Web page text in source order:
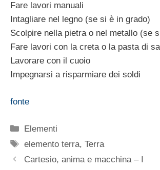
Fare lavori manuali
Intagliare nel legno (se si è in grado)
Scolpire nella pietra o nel metallo (se
Fare lavori con la creta o la pasta di
Lavorare con il cuoio
Impegnarsi a risparmiare dei soldi
fonte
Categorie
Elementi
Tag
elemento terra,Terra
Cartesio, anima e macchina – I